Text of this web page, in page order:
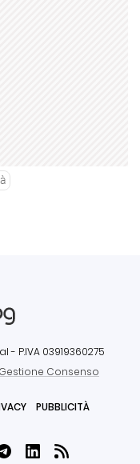
- P.IVA 03919360275
Gestione Consenso
PUBBLICITÀ